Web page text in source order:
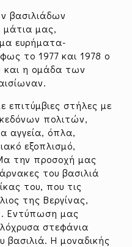
βασιλιάδων
μας,
ευρήματα-
το 1977 και 1978 ο
και η ομάδα των
στήλες με
πολιτών,
αγγεία, όπλα,
εξοπλισμό,
την προσοχή μας
του βασιλιά
του, που τις
της Βεργίνας,
Εντύπωση μας
στεφάνια
βασιλιά. Η μοναδικής